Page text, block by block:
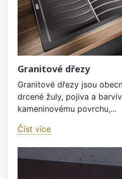
Granitové dřezy
Granitové dřezy jsou
drcené žuly, pojiva a
kameninovému povrchu,...
Číst více